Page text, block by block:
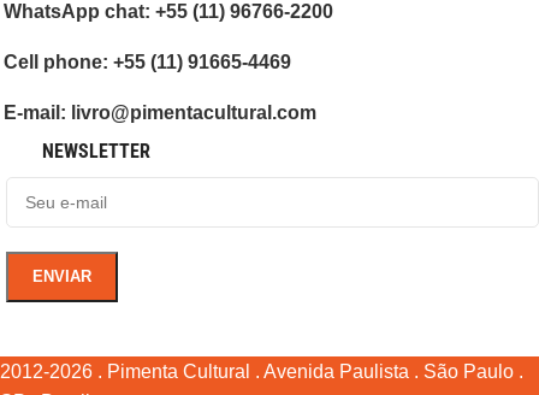
WhatsApp chat: +55 (11) 96766-2200
Cell phone: +55 (11) 91665-4469
E-mail: livro@pimentacultural.com
NEWSLETTER
2012-2026 . Pimenta Cultural . Avenida Paulista . São Paulo .